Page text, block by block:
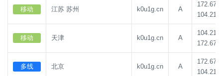
移动 江苏 苏州 k0u1g.cn A
移动 天津 k0u1g.cn A
多线 北京 k0u1g.cn A